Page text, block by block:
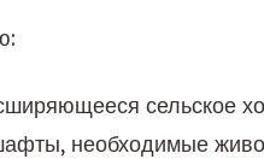
сельское
необходимые